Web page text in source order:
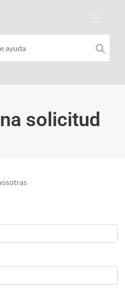
solicitud